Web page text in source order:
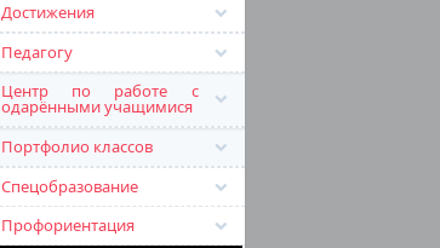
Достижения
Педагогу
Центр по работе с
одарёнными учащимися
Портфолио классов
Спецобразование
Профориентация